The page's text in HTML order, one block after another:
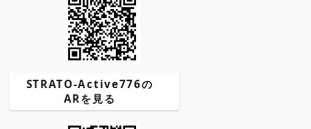
STRATO-Active776の
ARを見る